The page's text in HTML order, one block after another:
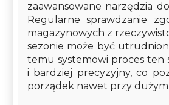
zaawansowane narzędzia
Regularne sprawdzanie
magazynowych z
sezonie może być
temu systemowi proces ten
i bardziej precyzyjny, co
porządek nawet przy dużym